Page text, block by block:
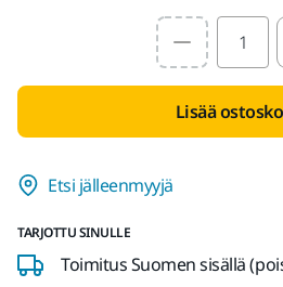
Select quantity
Lisää
Etsi jälleenmyyjä
TARJOTTU SINULLE
Toimitus Suomen sisällä